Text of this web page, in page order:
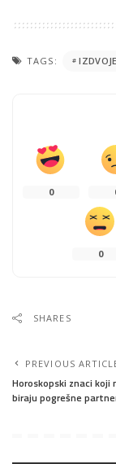
TAGS:
0
0
SHARES
PREVIOUS
Horoskopski znaci koji
biraju pogrešne